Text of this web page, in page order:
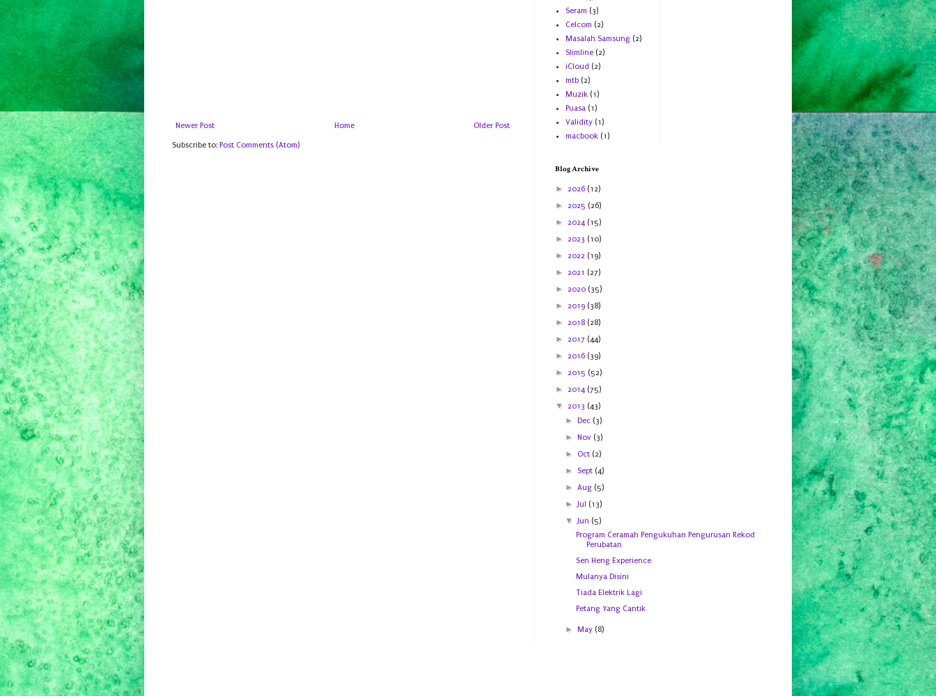
Newer Post Older Post
Home
Subscribe to: Post Comments (Atom)
Seram (3)
Celcom (2)
Masalah Samsung (2)
Slimline (2)
iCloud (2)
mtb (2)
Muzik (1)
Puasa (1)
Validity (1)
macbook (1)
Blog Archive
►
2026 (12)
► 2025 (26)
► 2024 (15)
► 2023 (10)
► 2022 (19)
► 2021 (27)
► 2020 (35)
► 2019 (38)
► 2018 (28)
► 2017 (44)
► 2016 (39)
► 2015 (52)
► 2014 (75)
▼ 2013 (43)
►Dec (3)
►Nov (3)
► Oct (2)
► Sept (4)
►Aug (5)
►Jul (13)
▼Jun (5)
Program Ceramah Pengukuhan Pengurusan Rekod
Perubatan
Sen Heng Experience
Mulanya Disini
Tiada Elektrik Lagi
Petang Yang Cantik
►May (8)